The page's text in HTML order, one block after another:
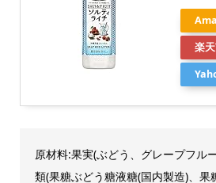
楽
原材料:果実(ぶどう、グレープフル
類(果糖ぶどう糖液糖(国内製造)、果